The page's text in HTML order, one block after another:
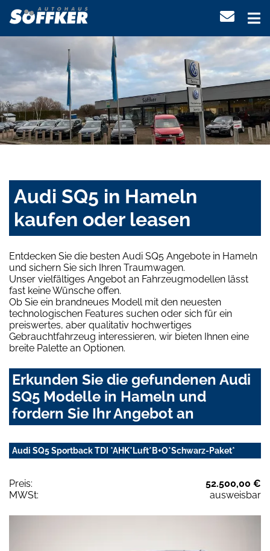
Audi SQ5 in Hameln
kaufen oder leasen
Entdecken Sie die besten Audi SQ5 Angebote in Hameln
und sichern Sie sich Ihren Traumwagen.
Unser vielfältiges Angebot an Fahrzeugmodellen lässt
fast keine Wünsche offen.
Ob Sie ein brandneues Modell mit den neuesten
technologischen Features suchen oder sich für ein
preiswertes, aber qualitativ hochwertiges
Gebrauchtfahrzeug interessieren, wir bieten Ihnen eine
breite Palette an Optionen.
Erkunden Sie die gefundenen Audi
SQ5 Modelle in Hameln und
fordern Sie Ihr Angebot an
Audi SQ5 Sportback TDI *AHK*Luft*B+O*Schwarz-Paket*
Preis:
52.500,00 €
MWSt:
ausweisbar